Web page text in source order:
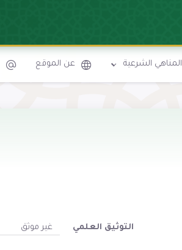
المناهي الشرعية عن الموقع
التوثيق العلمي غير موثق